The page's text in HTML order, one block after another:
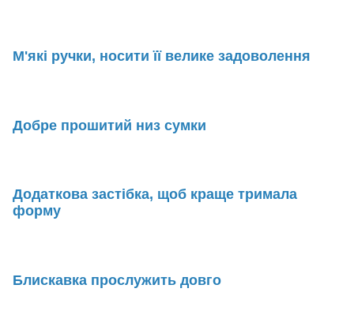
М'які ручки, носити її велике задоволення
Добре прошитий низ сумки
Додаткова застібка, щоб краще тримала
форму
Блискавка прослужить довго